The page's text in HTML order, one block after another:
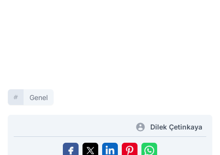
Genel
Dilek Çetinkaya